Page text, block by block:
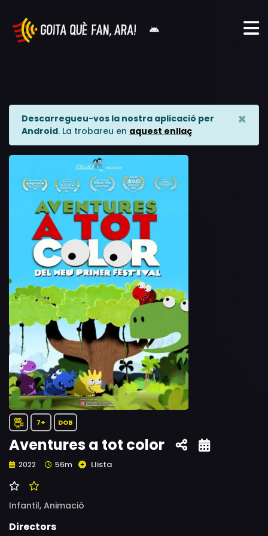
Descarregueu-vos la nostra aplicació per
Android. La trobareu en aquest enllaç
×
7+ DOB
Aventures a tot color
2022 56m Llista
Infantil, Animació
Directors